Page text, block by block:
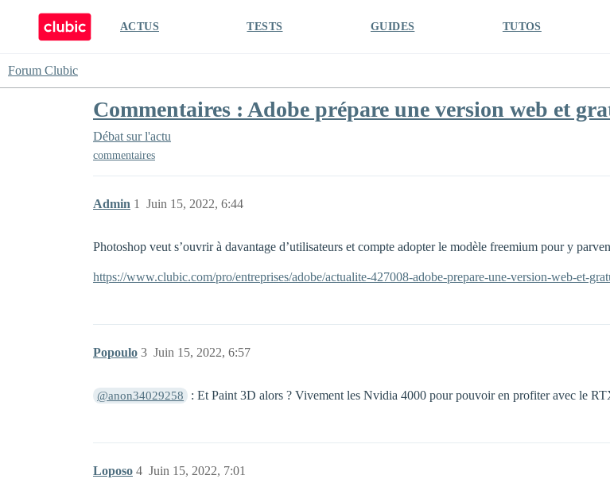
ACTUS TESTS GUIDES TUTOS
Forum Clubic
Commentaires : Adobe prépare une version web et
Débat sur l'actu
commentaires
Admin Juin 15, 2022, 6:44
1
Photoshop veut s’ouvrir à davantage d’utilisateurs et compte adopter le modèle freemium pour y
https://www.clubic.com/pro/entreprises/adobe/actualite-427008-adobe-prepare-une-version-web-et-
Popoulo Juin 15, 2022, 6:57
3
@anon34029258 : Et Paint 3D alors ? Vivement les Nvidia 4000 pour pouvoir en profiter avec le
Loposo Juin 15, 2022, 7:01
4